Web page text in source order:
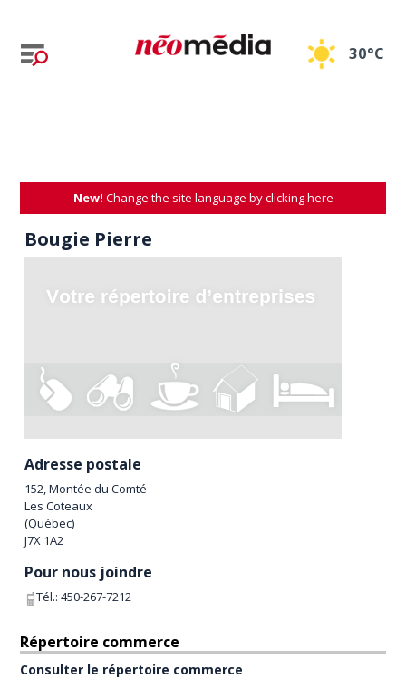
30°C
New! Change the site language by clicking here
Bougie Pierre
Adresse postale
152, Montée du Comté
Les Coteaux
(Québec)
J7X 1A2
Pour nous joindre
Tél.:450-267-7212
Répertoire commerce
Consulter le répertoire commerce